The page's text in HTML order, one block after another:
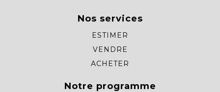
Nos services
ESTIMER
VENDRE
ACHETER
Notre programme